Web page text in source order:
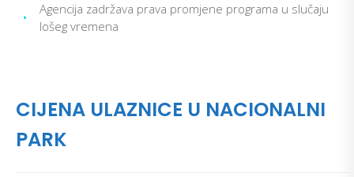
•
Agencija zadržava prava promjene programa u slučaju
lošeg vremena
CIJENA ULAZNICE U NACIONALNI
PARK